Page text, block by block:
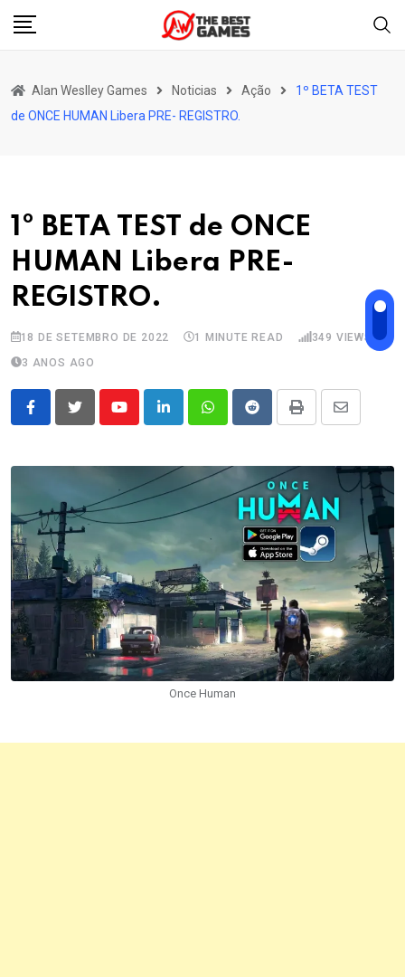
Skip
Alan Weslley Games Noticias Ação
1º BETA TEST
de ONCE HUMAN Libera PRE- REGISTRO.
1º BETA TEST de ONCE
HUMAN Libera PRE-
REGISTRO.
18 DE SETEMBRO DE 2022 1 MINUTE READ 349 VIEWS
3 ANOS AGO
YoutubeLinkedInWhatsappRedditPrint
Share
Email
Once Human